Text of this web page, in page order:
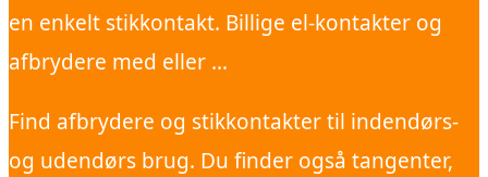
en enkelt stikkontakt. Billige el-kontakter og
afbrydere med eller …
Find afbrydere og stikkontakter til indendørs-
og udendørs brug. Du finder også tangenter,